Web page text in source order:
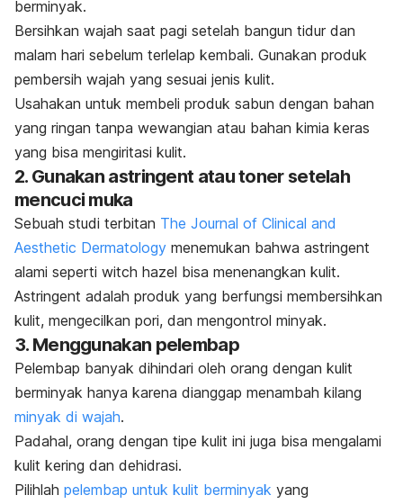
berminyak.
Bersihkan wajah saat pagi setelah bangun tidur dan
malam hari sebelum terlelap kembali. Gunakan produk
pembersih wajah yang sesuai jenis kulit.
Usahakan untuk membeli produk sabun dengan bahan
yang ringan tanpa wewangian atau bahan kimia keras
yang bisa mengiritasi kulit.
2. Gunakan astringent atau toner setelah
mencuci muka
Sebuah studi terbitan The Journal of Clinical and
Aesthetic Dermatology menemukan bahwa astringent
alami seperti witch hazel bisa menenangkan kulit.
Astringent adalah produk yang berfungsi membersihkan
kulit, mengecilkan pori, dan mengontrol minyak.
3. Menggunakan pelembap
Pelembap banyak dihindari oleh orang dengan kulit
berminyak hanya karena dianggap menambah kilang
minyak di wajah.
Padahal, orang dengan tipe kulit ini juga bisa mengalami
kulit kering dan dehidrasi.
Pilihlah pelembap untuk kulit berminyak yang